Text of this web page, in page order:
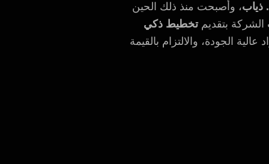
ذياب، وأصبحت منذ ذلك الحين
الشركة بتقديمتخطيط ذكي
الجودة، والالتزام بالقيمة